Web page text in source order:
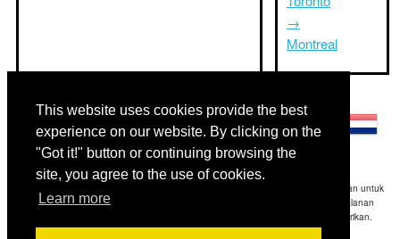
This website uses cookies provide the best
experience on our website. By clicking on the
"Got it!" button or continuing browsing the
site, you agree to the use of cookies.
Learn more
→
Montreal
Disclaimer: Informasi yang ditampilkan di situs ini adalah perkiraan terbaik kami dan untuk
referensi Anda saja.Triptimeto.com tidak bertanggung jawab untuk setiap perjalanan
keterlambatan dan / atau kerusakan akibat dihasilkan dari informasi yang diberikan.